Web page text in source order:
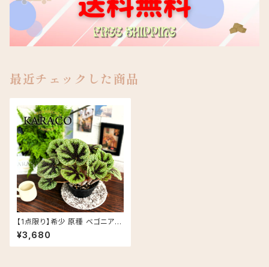
最近チェックした商品
【1点限り】希少 原種 ベゴニア
マッソ二アナ アイアンクロス 良
株 椀型 プラ鉢 5号
¥3,680